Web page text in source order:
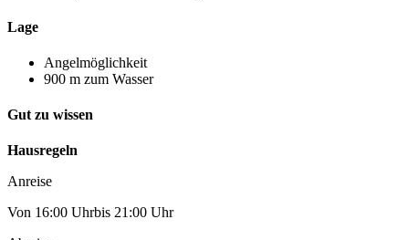
Lage
Angelmöglichkeit
900 m zum Wasser
Gut zu wissen
Hausregeln
Anreise
Von 16:00 Uhrbis 21:00 Uhr